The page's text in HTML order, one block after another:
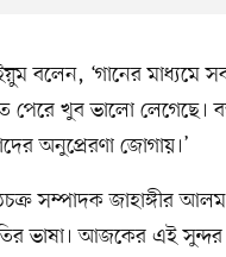
বলেন, ‘গানের মাধ্যমে
পেরে খুব ভালো লেগেছে।
অনুপ্রেরণা জোগায়।’
সম্পাদক জাহাঙ্গীর
ভাষা। আজকের এই সুন্দর